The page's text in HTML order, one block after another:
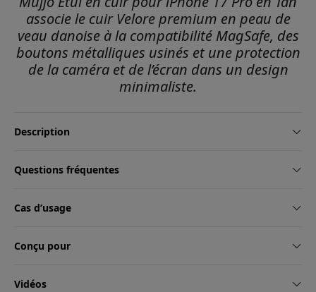
associe le cuir Velore premium en peau de
veau danoise à la compatibilité MagSafe, des
boutons métalliques usinés et une protection
de la caméra et de l’écran dans un design
minimaliste.
Description
Questions fréquentes
Cas d’usage
Conçu pour
Vidéos